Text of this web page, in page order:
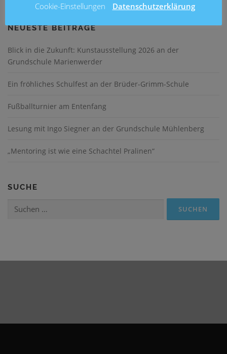
NEUESTE BEITRÄGE
Blick in die Zukunft: Kunstausstellung 2026 an der
Grundschule Marienwerder
Ein fröhliches Schulfest an der Brüder-Grimm-Schule
Fußballturnier am Entenfang
Lesung mit Ingo Siegner an der Grundschule Mühlenberg
„Mentoring ist wie eine Schachtel Pralinen“
SUCHE
Suchen
Cookie-Einstellungen Datenschutzerklärung